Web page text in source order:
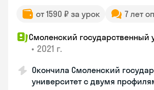
от 1590 ₽ за урок 7 лет
Смоленский государственный
• 2021 г.
Окончила Смоленский
университет с двумя